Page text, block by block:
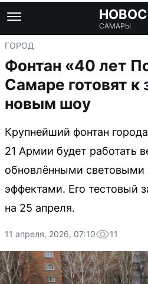
САМАРЫ
ГОРОД
Фонтан «40 лет
Самаре готовят к
новым шоу
Крупнейший фонтан
21 Армии будет работать
обновлёнными
эффектами. Его тестовый
на 25 апреля.
11 апреля, 2026, 07:10 11